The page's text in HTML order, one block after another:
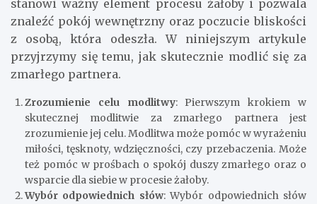
stanowi ważny element procesu żałoby i pozwala
znaleźć pokój wewnętrzny oraz poczucie bliskości
z osobą, która odeszła. W niniejszym artykule
przyjrzymy się temu, jak skutecznie modlić się za
zmarłego partnera.
Zrozumienie celu modlitwy: Pierwszym krokiem w
skutecznej modlitwie za zmarłego partnera jest
zrozumienie jej celu. Modlitwa może pomóc w wyrażeniu
miłości, tęsknoty, wdzięczności, czy przebaczenia. Może
też pomóc w prośbach o spokój duszy zmarłego oraz o
wsparcie dla siebie w procesie żałoby.
Wybór odpowiednich słów: Wybór odpowiednich słów